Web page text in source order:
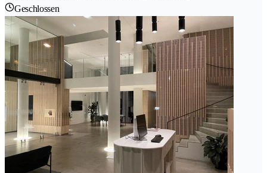
Geschlossen